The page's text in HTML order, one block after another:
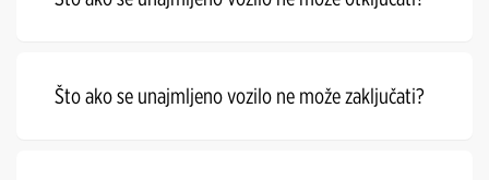
Što ako se unajmljeno vozilo ne može zaključati?